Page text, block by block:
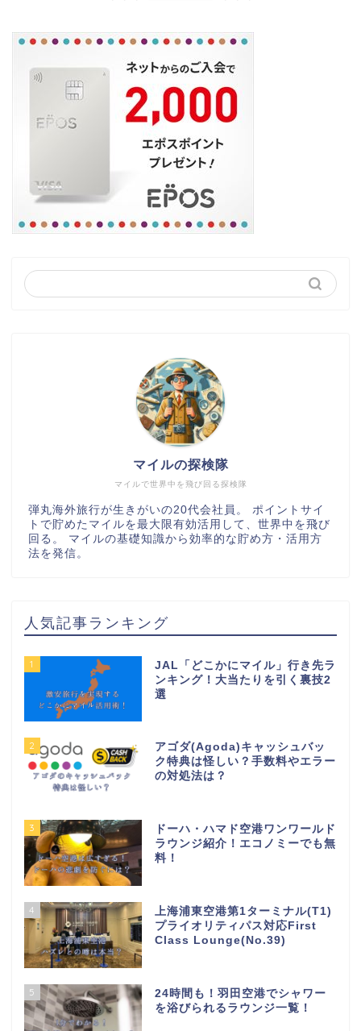
マイルで世界中を飛び回る探検隊
マイルの探検隊
弾丸海外旅行が生きがいの20代会社員。 ポイントサイ
トで貯めたマイルを最大限有効活用して、世界中を飛び
回る。 マイルの基礎知識から効率的な貯め方・活用方
法を発信。
人気記事ランキング
1
JAL「どこかにマイル」行き先ラ
ンキング！大当たりを引く裏技2
選
2
アゴダ(Agoda)キャッシュバッ
ク特典は怪しい？手数料やエラー
の対処法は？
3
ドーハ・ハマド空港ワンワールド
ラウンジ紹介！エコノミーでも無
料！
4
上海浦東空港第1ターミナル(T1)
プライオリティパス対応First
Class Lounge(No.39)
5
24時間も！羽田空港でシャワー
を浴びられるラウンジ一覧！